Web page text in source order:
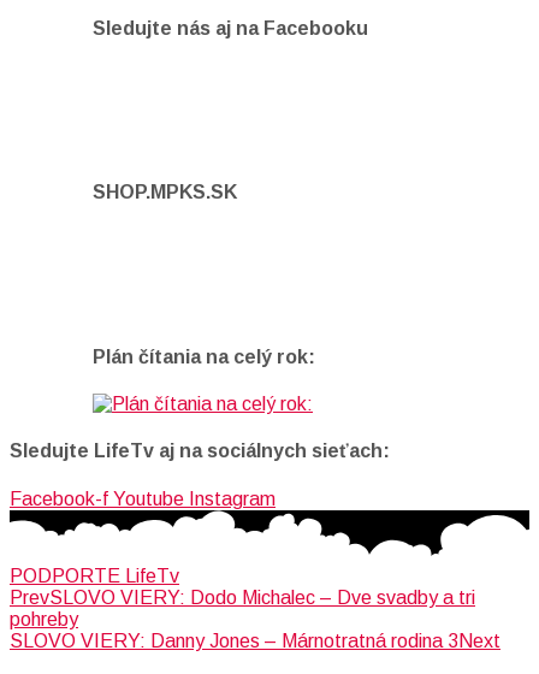
Sledujte nás aj na Facebooku
SHOP.MPKS.SK
Plán čítania na celý rok:
Sledujte LifeTv aj na sociálnych sieťach:
Facebook-f Youtube Instagram
PODPORTE LifeTv
PrevSLOVO VIERY: Dodo Michalec – Dve svadby a tri
pohreby
SLOVO VIERY: Danny Jones – Márnotratná rodina 3Next